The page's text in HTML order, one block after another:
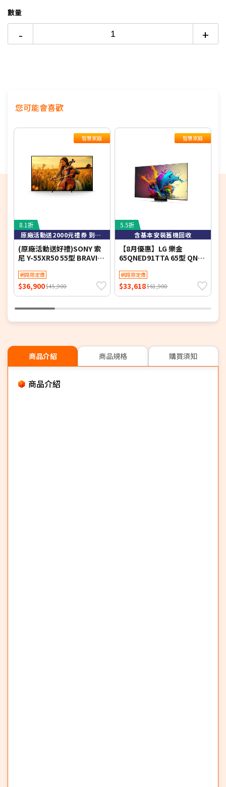
價格包含【標準安裝】+【舊機回收】
本商品正常為3至7個工作天會以電話或簡訊聯絡後續
期，以訂單順序陸續出貨，如遇原廠供貨延遲，將會
再另外發送簡訊通知。
若您同意以上約定事項再行下單，謝謝。
數量
- +
您可能會喜歡
智慧家庭
8.1折
原廠活動送2000元禮券 到8/9止
(原廠活動送好禮)SONY 索
尼 Y-55XR50 55型 BRAVIA
器
網路限定價
$36,900$45,900
智慧家庭
5.5折
含基本安裝舊機回收
【8月優惠】LG 樂金
65QNED91TTA 65型 QNED
網路限定價
$33,618$61,900
商品介紹 商品規格 購買須知
商品介紹